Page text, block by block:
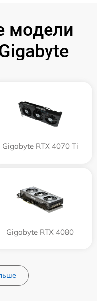
модели
Gigabyte RTX 4070 Ti
Gigabyte RTX 4080